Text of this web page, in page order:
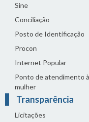
Sine
Conciliação
Posto de Identificação
Procon
Internet Popular
Ponto de atendimento à
mulher
Transparência
Licitações